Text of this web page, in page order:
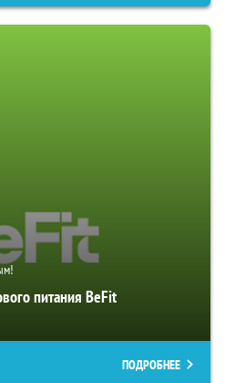
питания BeFit
ПОДРОБНЕЕ